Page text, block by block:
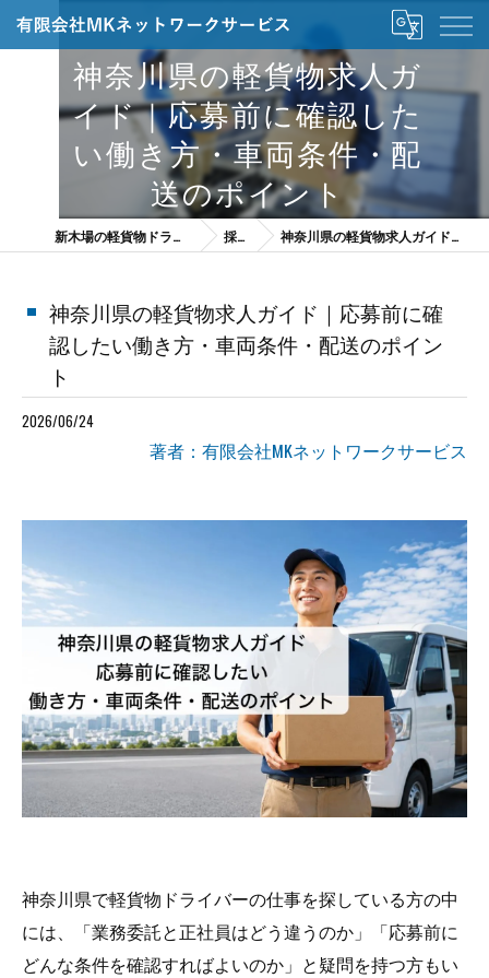
神奈川県の軽貨物求人ガ
イド｜応募前に確認した
い働き方・車両条件・配
送のポイント
新木場の軽貨物ドライバーは有限会社MKネットワークサービス 採用ブログ 神奈川県の軽貨物求人ガイド｜応募前に確認したい働き方・車両条件・配送のポイント
神奈川県の軽貨物求人ガイド｜応募前に確
認したい働き方・車両条件・配送のポイン
ト
2026/06/24
著者：有限会社MKネットワークサービス
神奈川県で軽貨物ドライバーの仕事を探している方の中
には、「業務委託と正社員はどう違うのか」「応募前に
どんな条件を確認すればよいのか」と疑問を持つ方もい